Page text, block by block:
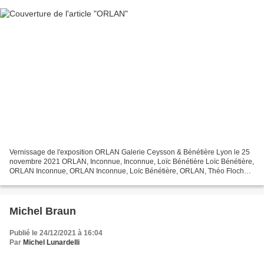
Vernissage de l'exposition ORLAN Galerie Ceysson & Bénétière Lyon le 25
novembre 2021 ORLAN, Inconnue, Inconnue, Loïc Bénétière Loïc Bénétière,
ORLAN Inconnue, ORLAN Inconnue, Loïc Bénétière, ORLAN, Théo Floch
Michel Braun
Publié le 24/12/2021 à 16:04
Par Michel Lunardelli